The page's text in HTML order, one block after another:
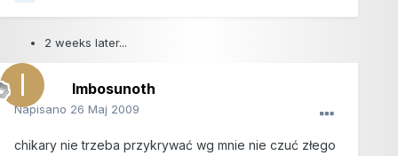
2 weeks later...
Imbosunoth
Napisano 26 Maj 2009
chikary nie trzeba przykrywać wg mnie nie czuć złego